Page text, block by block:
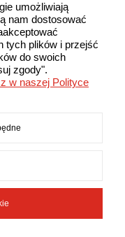
plików
prywatności.
zastrzeżone.
umożliwiają
nam dostosować
tych plików i przejść
do swoich
zgody".
w naszej Polityce